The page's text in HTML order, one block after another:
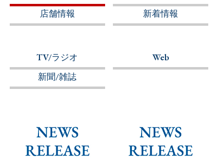
店舗情報
新着情報
TV/ラジオ
Web
新聞/雑誌